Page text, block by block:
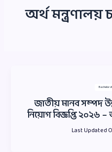
অর্থ মন্ত্রণালয়
Bachelor
জাতীয় মানব সম্পদ
নিয়োগ বিজ্ঞপ্তি
Last Updated